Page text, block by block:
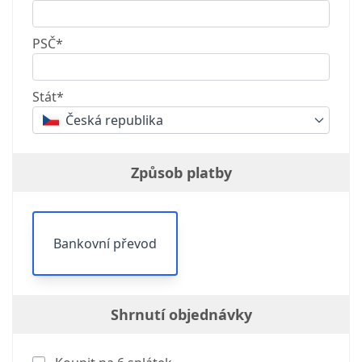
PSČ*
Stát*
Česká republika
Způsob platby
Bankovní převod
Shrnutí objednávky